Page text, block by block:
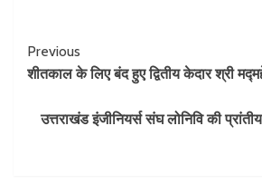
Previous
शीतकाल के लिए बंद हुए द्वितीय केदार श्री
उत्तराखंड इंजीनियर्स संघ लोनिवि की